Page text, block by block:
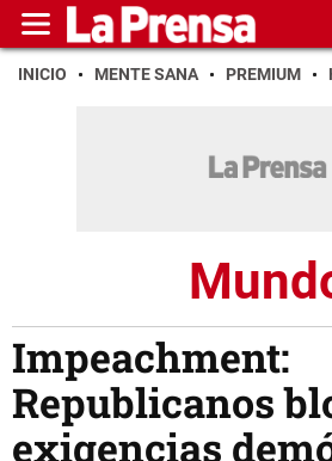
INICIO MENTE SANA PREMIUM
Impeachment:
Republicanos
exigencias